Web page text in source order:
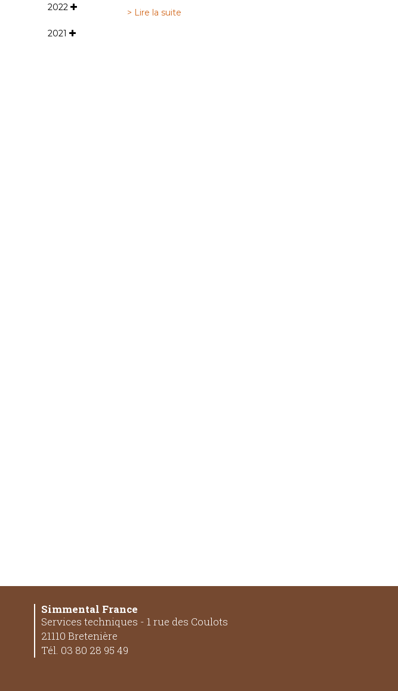
2022
2021
> Lire la suite
Simmental France
Services techniques - 1 rue des Coulots
21110 Bretenière
Tél. 03 80 28 95 49